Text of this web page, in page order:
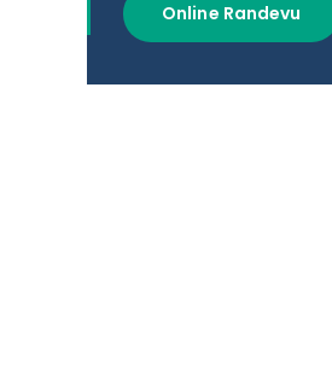
Online Randevu